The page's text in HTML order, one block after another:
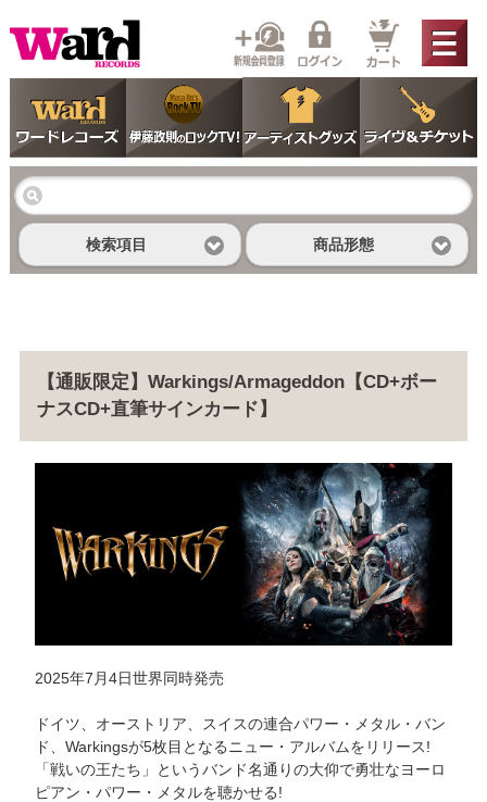
検索項目 商品形態
【通販限定】Warkings/Armageddon【CD+ボー
ナスCD+直筆サインカード】
2025年7月4日世界同時発売
ドイツ、オーストリア、スイスの連合パワー・メタル・バン
ド、Warkingsが5枚目となるニュー・アルバムをリリース!
「戦いの王たち」というバンド名通りの大仰で勇壮なヨーロ
ピアン・パワー・メタルを聴かせる!